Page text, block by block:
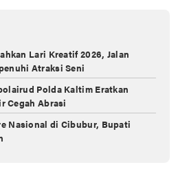
Lari Kreatif 2026, Jalan
Atraksi Seni
Polda Kaltim Eratkan
Cegah Abrasi
Nasional di Cibubur, Bupati